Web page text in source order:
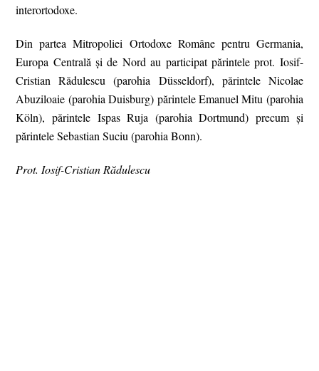
interortodoxe.
Din partea Mitropoliei Ortodoxe Române pentru Germania,
Europa Centrală şi de Nord au participat părintele prot. Iosif-
Cristian Rădulescu (parohia Düsseldorf), părintele Nicolae
Abuziloaie (parohia Duisburg) părintele Emanuel Mitu (parohia
Köln), părintele Ispas Ruja (parohia Dortmund) precum şi
părintele Sebastian Suciu (parohia Bonn).
Prot. Iosif-Cristian Rădulescu